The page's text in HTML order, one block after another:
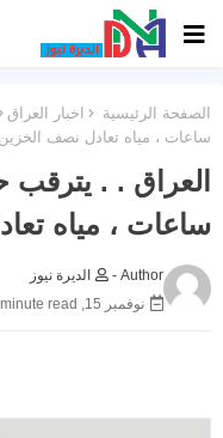
الصفحة الرئيسية اخبار العراق
ساعات ، مياه تعادل نصف
العراق . . يترقب
ساعات ، مياه
Author -
الديرة نيوز
نوفمبر 15, 2025
read